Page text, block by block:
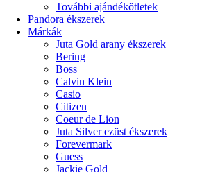
További ajándékötletek
Pandora ékszerek
Márkák
Juta Gold arany ékszerek
Bering
Boss
Calvin Klein
Casio
Citizen
Coeur de Lion
Juta Silver ezüst ékszerek
Forevermark
Guess
Jackie Gold